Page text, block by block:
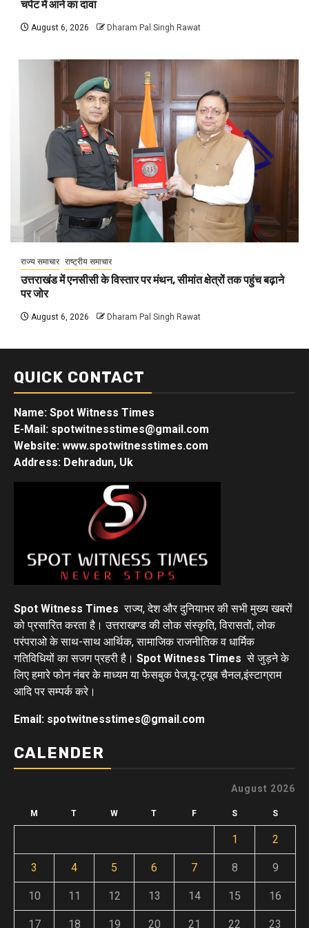
चपेट में आने का दावा
August 6, 2026 Dharam Pal Singh Rawat
राज्य समाचार राष्ट्रीय समाचार
उत्तराखंड में एनसीसी के विस्तार पर मंथन, सीमांत क्षेत्रों तक पहुंच बढ़ाने
पर जोर
August 6, 2026 Dharam Pal Singh Rawat
QUICK CONTACT
Name: Spot Witness Times
E-Mail: spotwitnesstimes@gmail.com
Website: www.spotwitnesstimes.com
Address: Dehradun, Uk
Spot Witness Times राज्य, देश और दुनियाभर की सभी मुख्य खबरों
को प्रसारित करता है। उत्तराखण्ड की लोक संस्कृति, विरासतों, लोक
परंपराओ के साथ-साथ आर्थिक, सामाजिक राजनीतिक व धार्मिक
गतिविधियों का सजग प्रहरी है। Spot Witness Times से जुड़ने के
लिए हमारे फोन नंबर के माध्यम या फेसबुक पेज,यू-ट्यूब चैनल,इंस्टाग्राम
आदि पर सम्पर्क करे।
Email: spotwitnesstimes@gmail.com
CALENDER
August 2026
M T W T F S S
1 2
3 4 5 6 7 8 9
10 11 12 13 14 15 16
17 18 19 20 21 22 23